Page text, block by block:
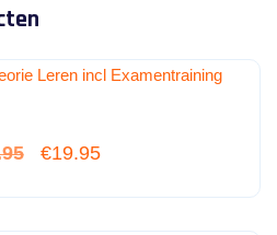
uit 5Oorspronkelijke
€19.95Huidige